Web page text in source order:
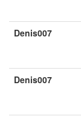
Denis007
Denis007